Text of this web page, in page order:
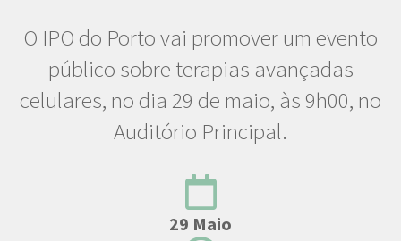
O IPO do Porto vai promover um evento
público sobre terapias avançadas
celulares, no dia 29 de maio, às 9h00, no
Auditório Principal.
29 Maio